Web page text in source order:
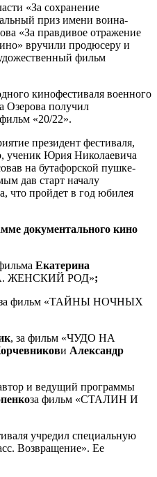
«За сохранение
приз имени воина-
«За правдивое отражение
вручили продюсеру и
фильм
кинофестиваля военного
Озерова получил
«20/22».
президент фестиваля,
ученик Юрия Николаевича
на бутафорской пушке-
дав старт началу
что пройдет в год юбилея
документального кино
Екатерина
ЖЕНСКИЙ РОД»;
фильм «ТАЙНЫ НОЧНЫХ
, за фильм «ЧУДО НА
и Александр
и ведущий программы
за фильм «СТАЛИН И
учредил специальную
Возвращение». Ее